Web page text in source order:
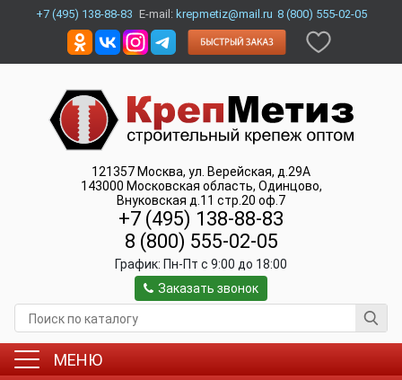
+7 (495) 138-88-83 E-mail: krepmetiz@mail.ru 8 (800) 555-02-05
121357 Москва, ул. Верейская, д.29А
143000 Московская область, Одинцово,
Внуковская д.11 стр.20 оф.7
+7 (495) 138-88-83
8 (800) 555-02-05
График: Пн-Пт c 9:00 до 18:00
Заказать звонок
МЕНЮ